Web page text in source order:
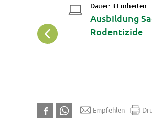
Dauer: 3 Einheiten
Ausbildung
Rodentizide
Empfehlen